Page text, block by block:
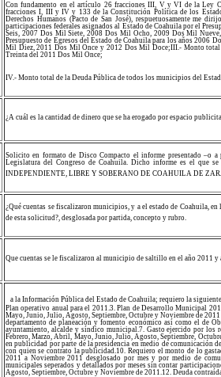
Con fundamento en el artículo 26 fracciones III, V y VI de la Ley
fracciones I, III y IV y 133 de la Constitución Política de los
Derechos Humanos (Pacto de San José), respuetuosamente me
participaciones federales asignados al Estado de Coahuila por el
Seis, 2007 Dos Mil Siete, 2008 Dos Mil Ocho, 2009 Dos Mil
Presupuesto de Egresos del Estado de Coahuila para los años
Mil Diez, 2011 Dos Mil Once y 2012 Dos Mil Doce;III.- Monto total
Treinta del 2011 Dos Mil Once;
IV.- Monto total de la Deuda Pública de todos los municipios del
¿A cuál es la cantidad de dinero que se ha erogado por espacio
Solicito en formato de Disco Compacto el informe presentado –o
Legislatura del Congreso de Coahuila. Dicho informe es el que
INDEPENDIENTE, LIBRE Y SOBERANO DE COAHUILA DE
¿Qué cuentas se fiscalizaron municipios, y a el estado de Coahuila, en
de esta solicitud?, desglosada por partida, concepto y rubro.
Que cuentas se le fiscalizaron al municipio de saltillo en el año 2011
a la Información Pública del Estado de Coahuila; requiero la
Plan operativo anual para el 2011.3. Plan de Desarrollo Municipal
Mayo, Junio, Julio, Agosto, Septiembre, Octubre y Noviembre de
departamento de planeación y fomento económico así como el de
ayuntamiento, alcalde y síndico municipal.7. Gasto ejercido por los
Febrero, Marzo, Abril, Mayo, Junio, Julio, Agosto, Septiembre,
en publicidad por parte de la presidencia en medio de comunicación
con quien se contrato la publicidad.10. Requiero el monto de lo
2011 a Noviembre 2011 desglosado por mes y por medio de
municipales seperados y detallados por meses sin contar
Agosto, Septiembre, Octubre y Noviembre de 2011.12. Deuda